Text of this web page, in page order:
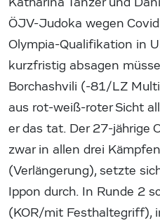
ÖJV-Judoka wegen
Olympia-Qualifikation in
kurzfristig absagen
Borchashvili (-81/LZ
aus rot-weiß-roter Sicht
er das tat. Der 27-jährige
zwar in allen drei
(Verlängerung), setzte
Ippon durch. In Runde 2
(KOR/mit Festhaltegriff),